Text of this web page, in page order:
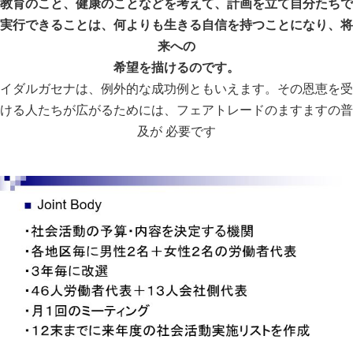
教育のこと、健康のことなどを考えて、計画を立て自分たちで
実行できることは、何よりも生きる自信を持つことになり、将
来への
希望を描けるのです。
イダルガセナは、例外的な成功例ともいえます。その恩恵を受
ける人たちが広がるためには、フェアトレードのますますの普
及が 必要です